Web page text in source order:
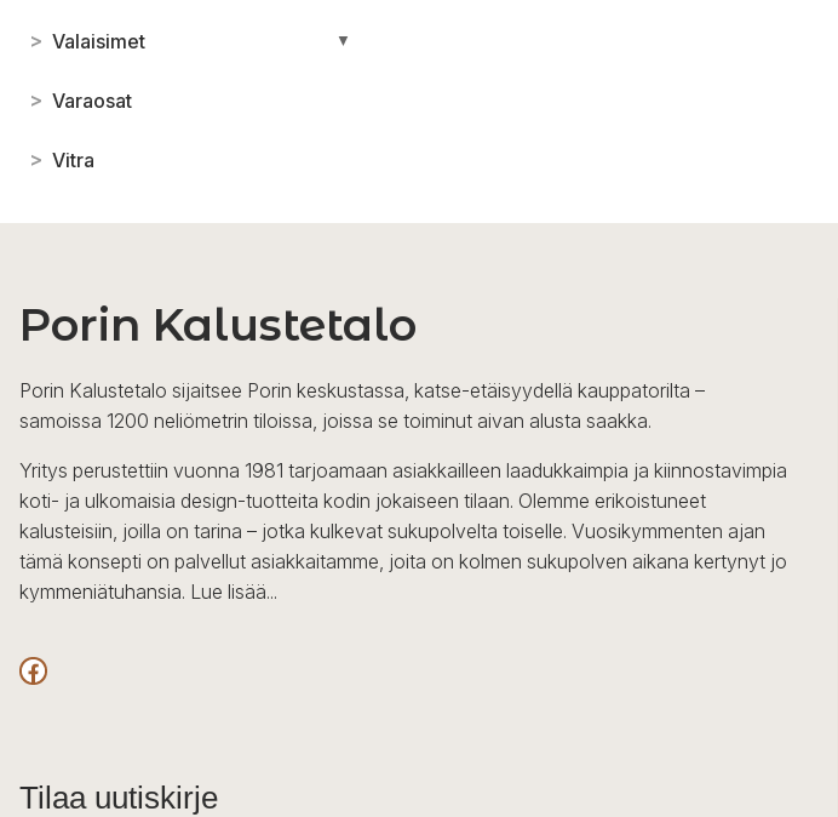
> Valaisimet ▼
> Varaosat
> Vitra
Porin Kalustetalo
Porin Kalustetalo sijaitsee Porin keskustassa, katse-etäisyydellä kauppatorilta –
samoissa 1200 neliömetrin tiloissa, joissa se toiminut aivan alusta saakka.
Yritys perustettiin vuonna 1981 tarjoamaan asiakkailleen laadukkaimpia ja kiinnostavimpia
koti- ja ulkomaisia design-tuotteita kodin jokaiseen tilaan. Olemme erikoistuneet
kalusteisiin, joilla on tarina – jotka kulkevat sukupolvelta toiselle. Vuosikymmenten ajan
tämä konsepti on palvellut asiakkaitamme, joita on kolmen sukupolven aikana kertynyt jo
kymmeniätuhansia. Lue lisää...
Facebook
Tilaa uutiskirje